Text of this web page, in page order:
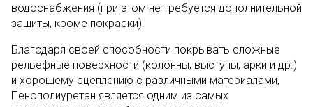
водоснабжения (при этом не требуется дополнительной
защиты, кроме покраски).
Благодаря своей способности покрывать сложные
рельефные поверхности (колонны, выступы, арки и др.)
и хорошему сцеплению с различными материалами,
Пенополиуретан является одним из самых